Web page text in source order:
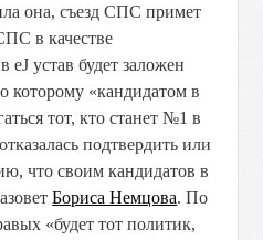
она, съезд СПС примет
в качестве
устав будет заложен
которому «кандидатом в
тот, кто станет №1 в
подтвердить или
что своим кандидатов в
Бориса Немцова. По
«будет тот политик,